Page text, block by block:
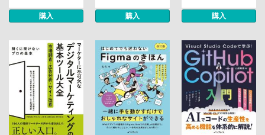
購入 購入 購入